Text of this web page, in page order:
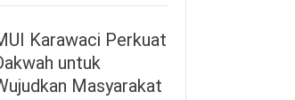
Karawaci Perkuat
untuk
Masyarakat